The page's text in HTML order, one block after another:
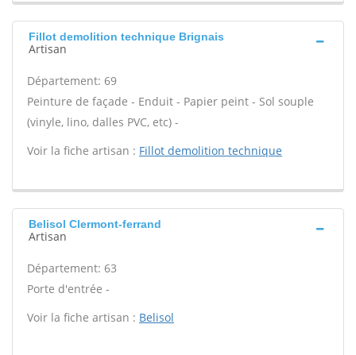
Fillot demolition technique Brignais
Artisan
Département: 69
Peinture de façade - Enduit - Papier peint - Sol souple
(vinyle, lino, dalles PVC, etc) -
Voir la fiche artisan : Fillot demolition technique
Belisol Clermont-ferrand
Artisan
Département: 63
Porte d'entrée -
Voir la fiche artisan : Belisol